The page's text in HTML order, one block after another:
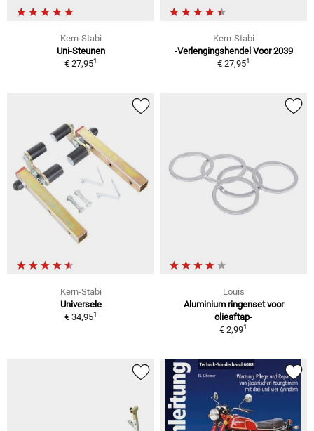
Kern-Stabi
Uni-Steunen
€ 27,951
Kern-Stabi
-Verlengingshendel Voor 2039
€ 27,951
Kern-Stabi
Universele
€ 34,951
Louis
Aluminium ringenset voor
olieaftap-
€ 2,991